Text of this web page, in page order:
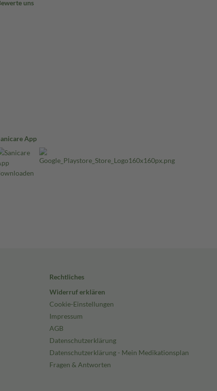
uns
App
Rechtliches
Widerruf erklären
Cookie-Einstellungen
Impressum
AGB
Datenschutzerklärung
Datenschutzerklärung - Mein Medikationsplan
Fragen & Antworten